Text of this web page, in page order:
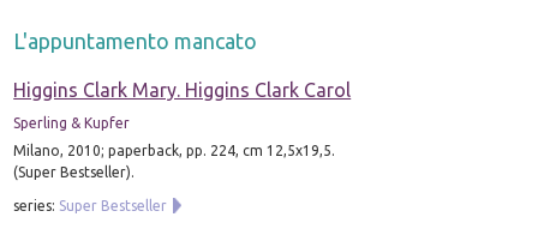
L'appuntamento mancato
Higgins Clark Mary. Higgins Clark Carol
Sperling & Kupfer
Milano, 2010; paperback, pp. 224, cm 12,5x19,5.
(Super Bestseller).
series: Super Bestseller